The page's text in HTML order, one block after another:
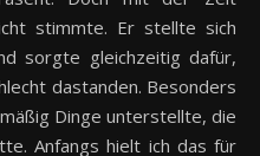
stimmte. Er stellte sich
sorgte gleichzeitig dafür,
dastanden. Besonders
Dinge unterstellte, die
Anfangs hielt ich das für